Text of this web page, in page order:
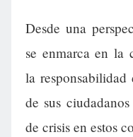
Desde una
se enmarca en la
la
de sus
de crisis en estos